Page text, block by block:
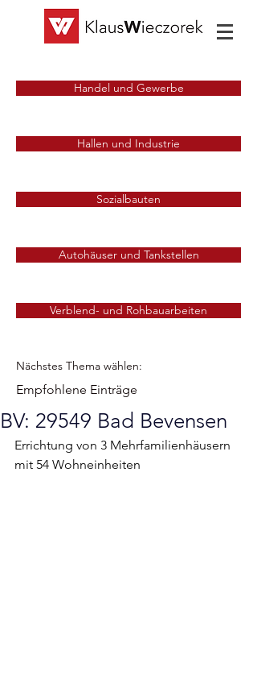
Handel und Gewerbe
Hallen und Industrie
Sozialbauten
Autohäuser und Tankstellen
Verblend- und Rohbauarbeiten
Nächstes Thema wählen:
Empfohlene Einträge
BV: 29549 Bad Bevensen
Errichtung von 3 Mehrfamilienhäusern
mit 54 Wohneinheiten